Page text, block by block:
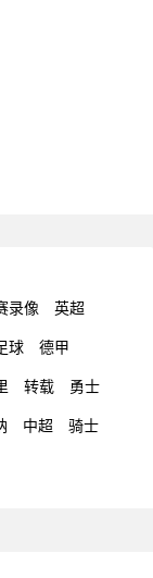
录像 英超
球 德甲
转载 勇士
中超 骑士